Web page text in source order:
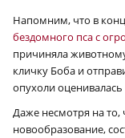
Напомним, что в
бездомного пса с
причиняла
кличку Боба и
опухоли
Даже несмотря на то,
новообразование,